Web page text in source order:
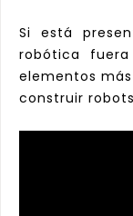
Si está
robótica
elementos
construir